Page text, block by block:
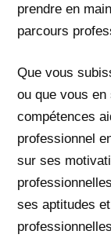
prendre en
parcours
Que vous
ou que vous
compétences
professionnel
sur ses
ses aptitudes